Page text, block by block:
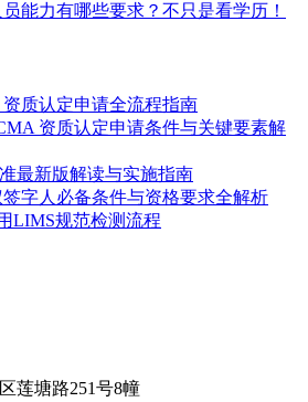
能力有哪些要求？不只是看学历！
质认定申请全流程指南
资质认定申请条件与关键要素解
最新版解读与实施指南
字人必备条件与资格要求全解析
LIMS规范检测流程
莲塘路251号8幢